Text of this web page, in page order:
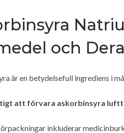
och
är en betydelsefull ingrediens i
att förvara askorbinsyra
inkluderar